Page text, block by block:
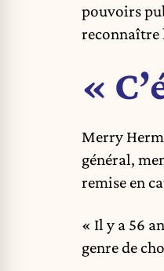
pouvoirs
reconnaître
«
Merry
général,
remise en
« Il y a 56
genre de